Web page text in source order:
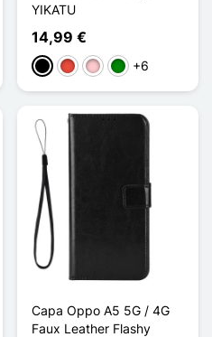
YIKATU
14,99 €
PretoVermelho
RosaVerde
+6
Capa Oppo A5 5G / 4G
Faux Leather Flashy